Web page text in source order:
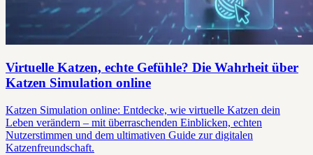
Virtuelle Katzen, echte Gefühle? Die Wahrheit über
Katzen Simulation online
Katzen Simulation online: Entdecke, wie virtuelle Katzen dein
Leben verändern – mit überraschenden Einblicken, echten
Nutzerstimmen und dem ultimativen Guide zur digitalen
Katzenfreundschaft.